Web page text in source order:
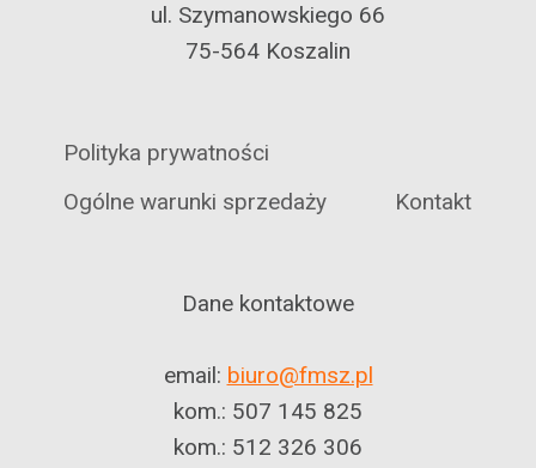
ul. Szymanowskiego 66
75-564 Koszalin
Polityka prywatności
Ogólne warunki sprzedaży
Kontakt
Dane kontaktowe
email: biuro@fmsz.pl
kom.: 507 145 825
kom.: 512 326 306